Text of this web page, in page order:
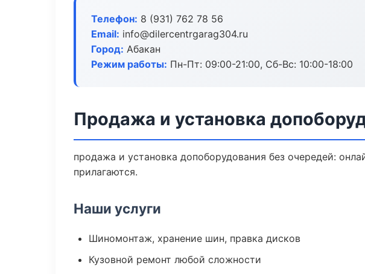
Телефон: 8 (931) 762 78 56
Email: info@dilercentrgarag304.ru
Город: Абакан
Режим работы: Пн-Пт: 09:00-21:00, Сб-Вс: 10:00-18:00
Продажа и установка
продажа и установка допоборудования без очередей:
прилагаются.
Наши услуги
Шиномонтаж, хранение шин, правка дисков
Кузовной ремонт любой сложности